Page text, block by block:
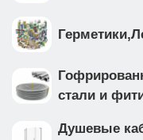
стали и
Душевые